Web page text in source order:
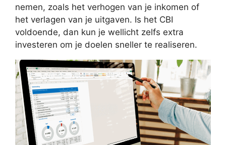
nemen, zoals het verhogen van je inkomen of
het verlagen van je uitgaven. Is het CBI
voldoende, dan kun je wellicht zelfs extra
investeren om je doelen sneller te realiseren.